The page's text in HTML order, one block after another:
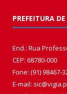
PREFEITURA
End.: Rua
CEP: 68780-000
Fone: (91) 98467-
E-mail: